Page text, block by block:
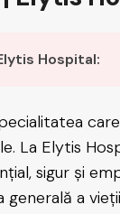
Hospital:
La Elytis
sigur și
a